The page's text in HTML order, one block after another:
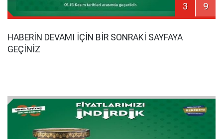
3 9
HABERİN DEVAMI İÇİN BİR SONRAKİ SAYFAYA
GEÇİNİZ